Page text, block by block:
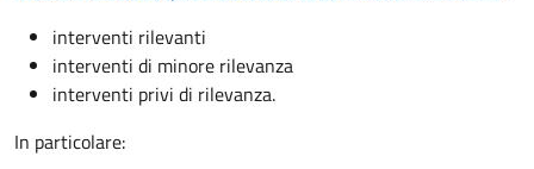
interventi rilevanti
interventi di minore rilevanza
interventi privi di rilevanza.
In particolare: